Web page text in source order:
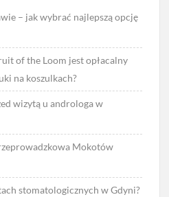
– jak wybrać najlepszą opcję
of the Loom jest opłacalny
na koszulkach?
wizytą u androloga w
Mokotów
stomatologicznych w Gdyni?